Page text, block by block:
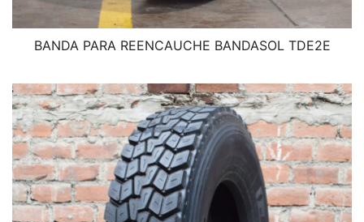
BANDA PARA REENCAUCHE BANDASOL TDE2E